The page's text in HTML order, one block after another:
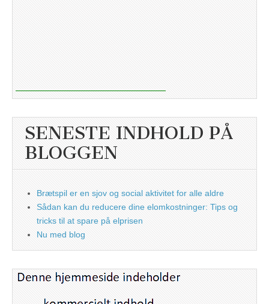
SENESTE INDHOLD PÅ
BLOGGEN
Brætspil er en sjov og social aktivitet for alle aldre
Sådan kan du reducere dine elomkostninger: Tips og
tricks til at spare på elprisen
Nu med blog